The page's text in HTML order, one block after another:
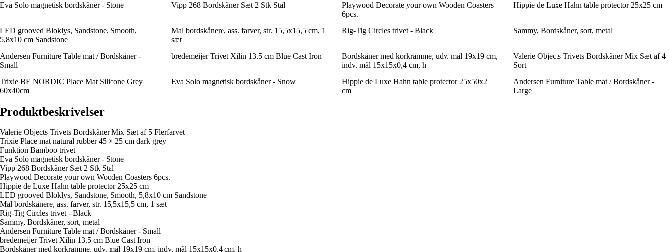
Eva Solo magnetisk bordskåner - Stone Vipp 268 Bordskåner Sæt 2 Stk Stål
Playwood Decorate your own Wooden Coasters
6pcs.
Hippie de Luxe Hahn table protector 25x25 cm
LED grooved Bloklys, Sandstone, Smooth,
5,8x10 cm Sandstone
Mal bordskånere, ass. farver, str. 15,5x15,5 cm, 1
sæt
Rig-Tig Circles trivet - Black Sammy, Bordskåner, sort, metal
Andersen Furniture Table mat / Bordskåner -
Small
bredemeijer Trivet Xilin 13.5 cm Blue Cast Iron
Bordskåner med korkramme, udv. mål 19x19 cm,
indv. mål 15x15x0,4 cm, h
Valerie Objects Trivets Bordskåner Mix Sæt af 4
Sort
Trixie BE NORDIC Place Mat Silicone Grey
60x40cm
Eva Solo magnetisk bordskåner - Snow
Hippie de Luxe Hahn table protector 25x50x2
cm
Andersen Furniture Table mat / Bordskåner -
Large
Produktbeskrivelser
Valerie Objects Trivets Bordskåner Mix Sæt af 5 Flerfarvet
Trixie Place mat natural rubber 45 × 25 cm dark grey
Funktion Bamboo trivet
Eva Solo magnetisk bordskåner - Stone
Vipp 268 Bordskåner Sæt 2 Stk Stål
Playwood Decorate your own Wooden Coasters 6pcs.
Hippie de Luxe Hahn table protector 25x25 cm
LED grooved Bloklys, Sandstone, Smooth, 5,8x10 cm Sandstone
Mal bordskånere, ass. farver, str. 15,5x15,5 cm, 1 sæt
Rig-Tig Circles trivet - Black
Sammy, Bordskåner, sort, metal
Andersen Furniture Table mat / Bordskåner - Small
bredemeijer Trivet Xilin 13.5 cm Blue Cast Iron
Bordskåner med korkramme, udv. mål 19x19 cm, indv. mål 15x15x0,4 cm, h